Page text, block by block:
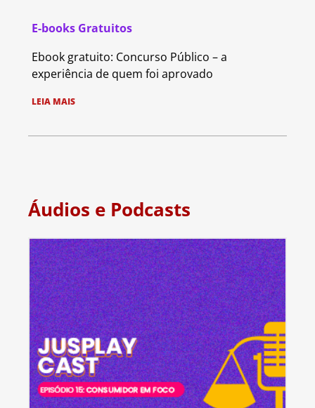
E-books Gratuitos
Ebook gratuito: Concurso Público – a
experiência de quem foi aprovado
LEIA MAIS
Áudios e Podcasts